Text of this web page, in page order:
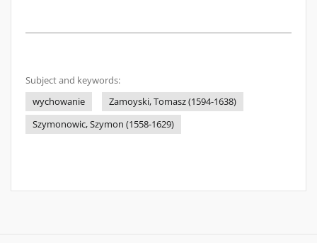
Subject and keywords:
wychowanie
Zamoyski, Tomasz (1594-1638)
Szymonowic, Szymon (1558-1629)